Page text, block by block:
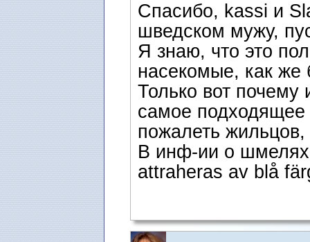
Спасибо, kassi и
шведском мужу,
Я знаю, что это
насекомые, как же
Только вот почему
самое
пожалеть жильцов,
В инф-ии о шмелях
attraheras av blå